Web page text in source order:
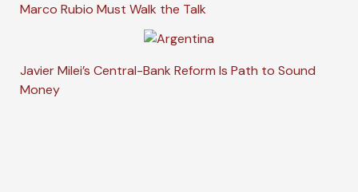
Marco Rubio Must Walk the Talk
Javier Milei’s Central-Bank Reform Is Path to Sound
Money